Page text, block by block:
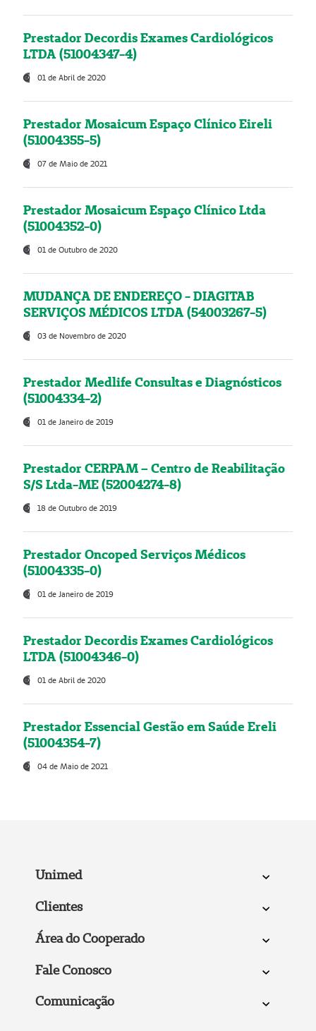
Prestador Decordis Exames Cardiológicos
LTDA (51004347-4)
01 de Abril de 2020
Prestador Mosaicum Espaço Clínico Eireli
(51004355-5)
07 de Maio de 2021
Prestador Mosaicum Espaço Clínico Ltda
(51004352-0)
01 de Outubro de 2020
MUDANÇA DE ENDEREÇO - DIAGITAB
SERVIÇOS MÉDICOS LTDA (54003267-5)
03 de Novembro de 2020
Prestador Medlife Consultas e Diagnósticos
(51004334-2)
01 de Janeiro de 2019
Prestador CERPAM – Centro de Reabilitação
S/S Ltda-ME (52004274-8)
18 de Outubro de 2019
Prestador Oncoped Serviços Médicos
(51004335-0)
01 de Janeiro de 2019
Prestador Decordis Exames Cardiológicos
LTDA (51004346-0)
01 de Abril de 2020
Prestador Essencial Gestão em Saúde Ereli
(51004354-7)
04 de Maio de 2021
Unimed
Clientes
Área do Cooperado
Fale Conosco
Comunicação